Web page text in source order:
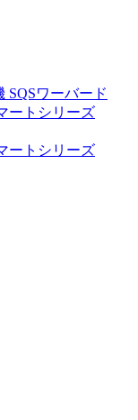
SQSワーバード
ートシリーズ
ートシリーズ